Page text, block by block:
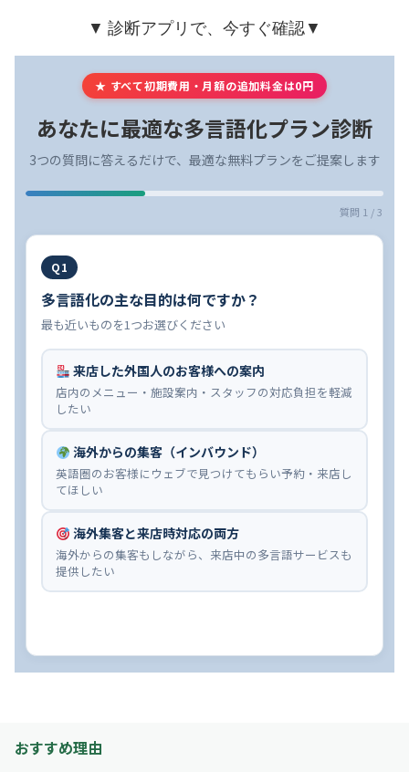
▼ 診断アプリで、今すぐ確認▼
★ すべて初期費用・月額の追加料金は0円
あなたに最適な多言語化プラン診断
3つの質問に答えるだけで、最適な無料プランをご提案します
質問 1 / 3
Q1
多言語化の主な目的は何ですか？
最も近いものを1つお選びください
来店した外国人のお客様への案内
店内のメニュー・施設案内・スタッフの対応負担を軽減
したい
海外からの集客（インバウンド）
英語圏のお客様にウェブで見つけてもらい予約・来店し
てほしい
海外集客と来店時対応の両方
海外からの集客もしながら、来店中の多言語サービスも
提供したい
おすすめ理由